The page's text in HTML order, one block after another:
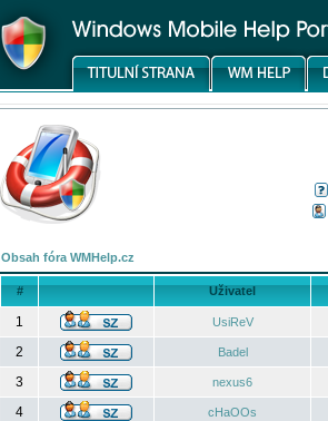
Obsah fóra WMHelp.cz
# Uživatel
1 UsiReV
2
Badel
3
nexus6
4
cHaOOs